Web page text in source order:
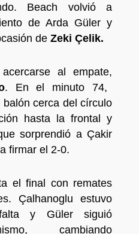
Beach volvió a
de Arda Güler y
de Zeki Çelik.
al empate,
. En el minuto 74,
cerca del círculo
hasta la frontal y
sorprendió a Çakir
firmar el 2-0.
el final con remates
Çalhanoglu estuvo
y Güler siguió
cambiando